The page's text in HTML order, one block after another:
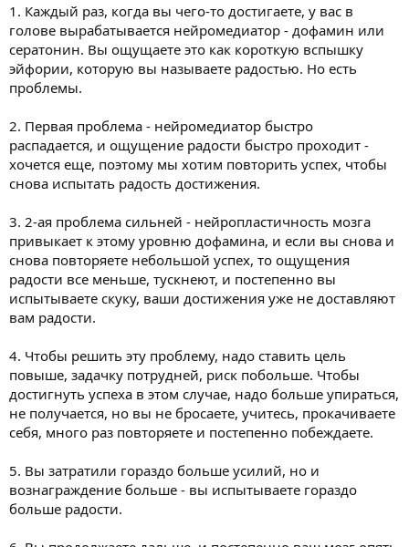
1. Каждый раз, когда вы чего-то достигаете, у вас в
голове вырабатывается нейромедиатор - дофамин или
сератонин. Вы ощущаете это как короткую вспышку
эйфории, которую вы называете радостью. Но есть
проблемы.
2. Первая проблема - нейромедиатор быстро
распадается, и ощущение радости быстро проходит -
хочется еще, поэтому мы хотим повторить успех, чтобы
снова испытать радость достижения.
3. 2-ая проблема сильней - нейропластичность мозга
привыкает к этому уровню дофамина, и если вы снова и
снова повторяете небольшой успех, то ощущения
радости все меньше, тускнеют, и постепенно вы
испытываете скуку, ваши достижения уже не доставляют
вам радости.
4. Чтобы решить эту проблему, надо ставить цель
повыше, задачку потрудней, риск побольше. Чтобы
достигнуть успеха в этом случае, надо больше упираться,
не получается, но вы не бросаете, учитесь, прокачиваете
себя, много раз повторяете и постепенно побеждаете.
5. Вы затратили гораздо больше усилий, но и
вознаграждение больше - вы испытываете гораздо
больше радости.